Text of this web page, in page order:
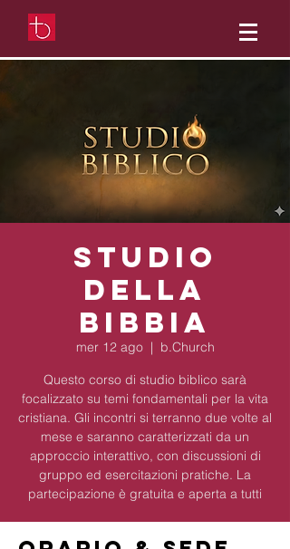
Studio
della
Bibbia
mer 12 ago
  |
b.Church
Questo corso di studio biblico sarà
focalizzato su temi fondamentali per la vita
cristiana. Gli incontri si terranno due volte al
mese e saranno caratterizzati da un
approccio interattivo, con discussioni di
gruppo ed esercitazioni pratiche. La
partecipazione è gratuita e aperta a tutti